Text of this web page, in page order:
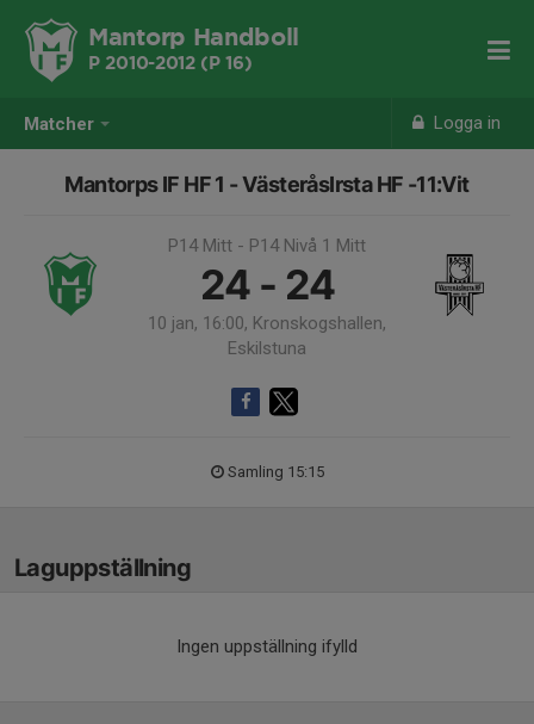
Matcher Logga in
Mantorp Handboll
P 2010-2012 (P 16)
Mantorps IF HF 1 - VästeråsIrsta HF -11:Vit
P14 Mitt - P14 Nivå 1 Mitt
24 - 24
10 jan, 16:00, Kronskogshallen,
Eskilstuna
Samling 15:15
Laguppställning
Ingen uppställning ifylld